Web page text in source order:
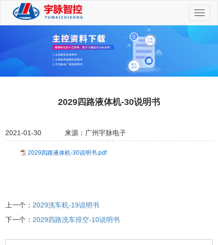
切
换
航
2029四路液体机-30说明书
2021-01-30 来源：广州宇脉电子
2029四路液体机-30说明书.pdf
上一个：2029洗车机-19说明书
下一个：2029四路洗车排空-10说明书